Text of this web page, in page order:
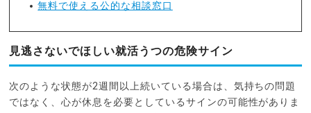
無料で使える公的な相談窓口
見逃さないでほしい就活うつの危険サイン
次のような状態が2週間以上続いている場合は、気持ちの問題
ではなく、心が休息を必要としているサインの可能性がありま